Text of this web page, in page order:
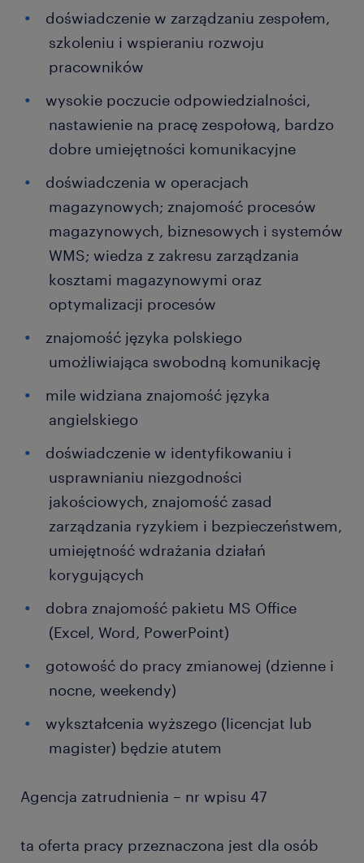
doświadczenie w zarządzaniu zespołem,
szkoleniu i wspieraniu rozwoju
pracowników
wysokie poczucie odpowiedzialności,
nastawienie na pracę zespołową, bardzo
dobre umiejętności komunikacyjne
doświadczenia w operacjach
magazynowych; znajomość procesów
magazynowych, biznesowych i systemów
WMS; wiedza z zakresu zarządzania
kosztami magazynowymi oraz
optymalizacji procesów
znajomość języka polskiego
umożliwiająca swobodną komunikację
mile widziana znajomość języka
angielskiego
doświadczenie w identyfikowaniu i
usprawnianiu niezgodności
jakościowych, znajomość zasad
zarządzania ryzykiem i bezpieczeństwem,
umiejętność wdrażania działań
korygujących
dobra znajomość pakietu MS Office
(Excel, Word, PowerPoint)
gotowość do pracy zmianowej (dzienne i
nocne, weekendy)
wykształcenia wyższego (licencjat lub
magister) będzie atutem
Agencja zatrudnienia – nr wpisu 47
ta oferta pracy przeznaczona jest dla osób